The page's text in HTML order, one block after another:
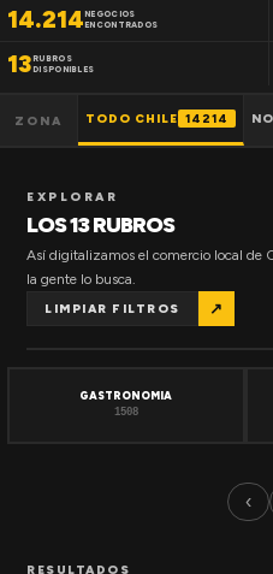
14.214NEGOCIOS
ENCONTRADOS
13RUBROS
DISPONIBLES
ZONA TODO CHILE 14214
EXPLORAR
LOS 13 RUBROS
Así digitalizamos el comercio local de
la gente lo busca.
LIMPIAR FILTROS ↗
GASTRONOMIA
1508
‹
RESULTADOS